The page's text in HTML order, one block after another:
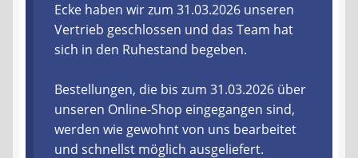
Ablauf einer Bestellung
Zahlungsarten
Lieferzeit & Verfügbarkeit
Ecke haben wir zum 31.03.2026 unseren
Vertrieb geschlossen und das Team hat
sich in den Ruhestand begeben.
Bestellungen, die bis zum 31.03.2026 über
unseren Online-Shop eingegangen sind,
werden wie gewohnt von uns bearbeitet
und schnellst möglich ausgeliefert.